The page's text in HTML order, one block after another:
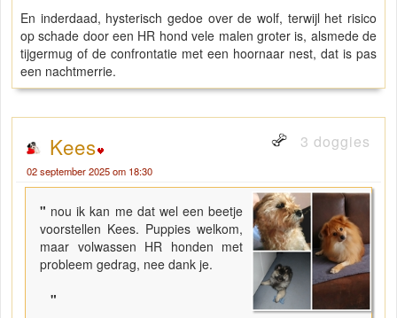
En inderdaad, hysterisch gedoe over de wolf, terwijl het risico
op schade door een HR hond vele malen groter is, alsmede de
tijgermug of de confrontatie met een hoornaar nest, dat is pas
een nachtmerrie.
Kees 3 doggies
02 september 2025 om 18:30
" nou ik kan me dat wel een beetje
voorstellen Kees. Puppies welkom,
maar volwassen HR honden met
probleem gedrag, nee dank je.
"